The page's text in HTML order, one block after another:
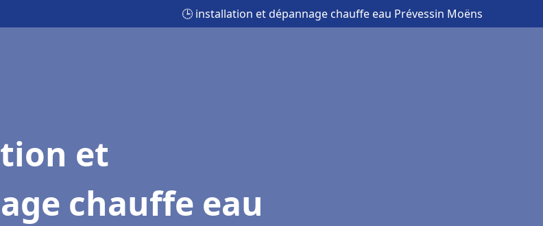
🕒 installation et dépannage chauffe eau Prévessin Moëns
et
chauffe eau